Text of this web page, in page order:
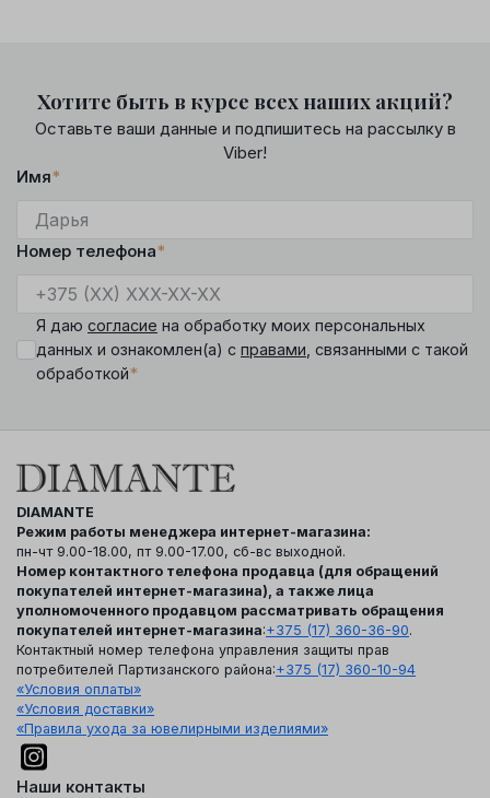
Хотите быть в курсе всех наших акций?
Оставьте ваши данные и подпишитесь на рассылку в
Viber!
Имя*
Номер телефона*
Я даю согласие на обработку моих персональных
данных и ознакомлен(а) с правами , связанными с такой
обработкой*
DIAMANTE
Режим работы менеджера интернет-магазина:
пн-чт 9.00-18.00, пт 9.00-17.00, сб-вс выходной.
Номер контактного телефона продавца (для обращений
покупателей интернет-магазина), а также лица
уполномоченного продавцом рассматривать обращения
покупателей интернет-магазина:+375 (17) 360-36-90.
Контактный номер телефона управления защиты прав
потребителей Партизанского района:+375 (17) 360-10-94
«Условия оплаты»
«Условия доставки»
«Правила ухода за ювелирными изделиями»
Наши контакты